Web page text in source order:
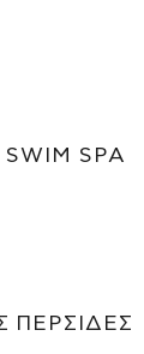
SPA
ΠΕΡΣΊΔΕΣ